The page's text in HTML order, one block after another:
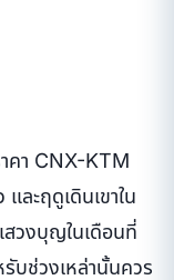
คา CNX-KTM
ละฤดูเดินเขาใน
สวงบุญในเดือนที่
บช่วงเหล่านั้นควร